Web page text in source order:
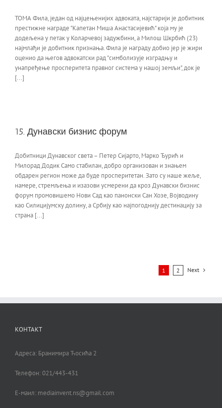
ТОМА Фила, један од најцењенијих адвоката, најстарији је добитник
престижне награде "Капетан Миша Анастасијевић" која му је
додељена у петак у Коларчевој задужбини, а Милош Шкрбић (23)
најмлађи је добитник признања. Фила је награду добио јер је жири
оценио да његов адвокатски рад "симболизује изградњу и
унапређење просперитета правног система у нашој земљи", док је
[...]
15. Дунавски бизнис форум
Добитници Дунавског света – Петер Сијарто, Марко Ђурић и
Милорад Додик Само стабилан, добро организован и знањем
обдарен регион може да буде просперитетан. Зато су наше жеље,
намере, стремљења и изазови усмерени да кроз Дунавски бизнис
форум промовишемо Нови Сад као панонски Сан Хозе, Војводину
као Силицијумску долину, а Србију као најпогоднију дестинацију за
страна [...]
1 2 Next
КОНТАКТ
Адреса: Бранимира Ћосића 2
Телефон: 021/443-431
Е-маил: mediainvent.ns@gmail.com